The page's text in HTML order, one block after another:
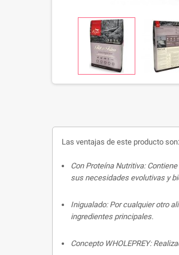
Las ventajas de este producto son:
Con Proteína Nutritiva:
sus necesidades evolutivas y
Inigualado: Por cualquier otro
ingredientes principales.
Concepto WHOLEPREY: